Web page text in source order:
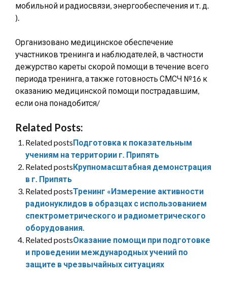
мобильной и радиосвязи, энергообеспечения и т. д.
).
Организовано медицинское обеспечение
участников тренинга и наблюдателей, в частности
дежурство кареты скорой помощи в течение всего
периода тренинга, а также готовность СМСЧ №16 к
оказанию медицинской помощи пострадавшим,
если она понадобится/
Related Posts:
Related postsПодготовка к показательным
учениям на территории г. Припять
Related postsКрупномасштабная демонстрация
в г. Припять
Related postsТренинг «Измерение активности
радионуклидов в образцах с использованием
спектрометрического и радиометрического
оборудования.
Related postsОказание помощи при подготовке
и проведении международных учений по
защите в чрезвычайных ситуациях